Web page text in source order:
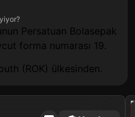
Persatuan Bolasepak
forma numarası 19.
(ROK) ülkesinden.
2021